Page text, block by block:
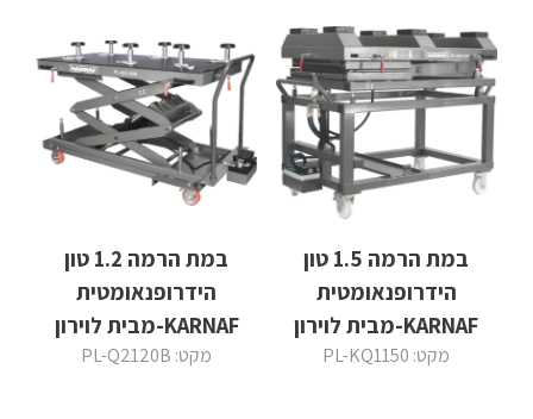
במת הרמה 1.5 טון
הידרופנאומטית
KARNAF-מבית לוירון
מקט: PL-KQ1150
במת הרמה 1.2 טון
הידרופנאומטית
KARNAF-מבית לוירון
מקט: PL-Q2120B